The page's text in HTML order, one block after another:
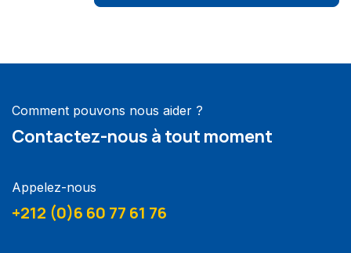
Comment pouvons nous aider ?
Contactez-nous à tout moment
Appelez-nous
+212 (0)6 60 77 61 76